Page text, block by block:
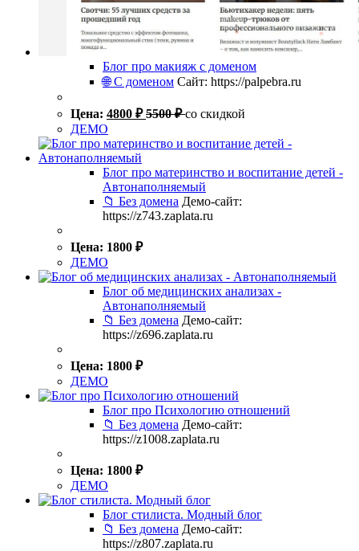
Блог про макияж с доменом
🌐 С доменом Сайт: https://palpebra.ru
Цена: 4800 ₽ 5500₽ со скидкой
ДЕМО
Блог про материнство и воспитание детей -
Автонаполняемый
📁 Без домена Демо-сайт:
https://z743.zaplata.ru
Цена: 1800 ₽
ДЕМО
Блог об медицинских анализах -
Автонаполняемый
📁 Без домена Демо-сайт:
https://z696.zaplata.ru
Цена: 1800 ₽
ДЕМО
Блог про Психологию отношений
📁 Без домена Демо-сайт:
https://z1008.zaplata.ru
Цена: 1800 ₽
ДЕМО
Блог стилиста. Модный блог
📁 Без домена Демо-сайт:
https://z807.zaplata.ru